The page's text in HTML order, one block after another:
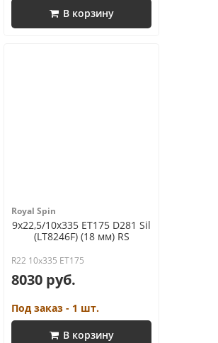
В корзину
Royal Spin
9x22,5/10x335 ET175 D281 Sil
(LT8246F) (18 мм) RS
R22 10x335 ET175
8030 руб.
Под заказ - 1 шт.
В корзину